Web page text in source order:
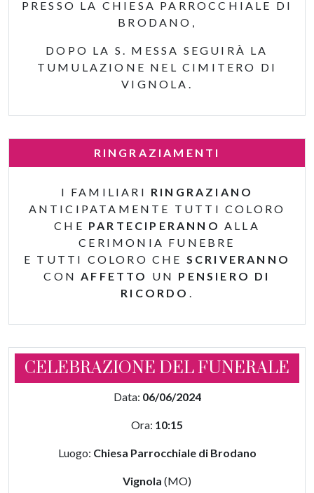
PRESSO LA CHIESA PARROCCHIALE DI
BRODANO,
DOPO LA S. MESSA SEGUIRÀ LA
TUMULAZIONE NEL CIMITERO DI
VIGNOLA.
RINGRAZIAMENTI
I FAMILIARI RINGRAZIANO
ANTICIPATAMENTE TUTTI COLORO
CHE PARTECIPERANNO ALLA
CERIMONIA FUNEBRE
E TUTTI COLORO CHE SCRIVERANNO
CONAFFETTO UN PENSIERO DI
RICORDO .
CELEBRAZIONE DEL FUNERALE
Data: 06/06/2024
Ora: 10:15
Luogo: Chiesa Parrocchiale di Brodano
Vignola (MO)